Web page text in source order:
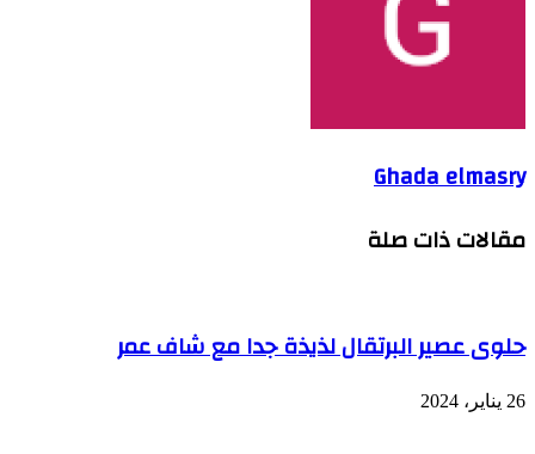
Ghada elmasry
مقالات ذات صلة
حلوى عصير البرتقال لذيذة جدا مع شاف عمر
26 يناير، 2024